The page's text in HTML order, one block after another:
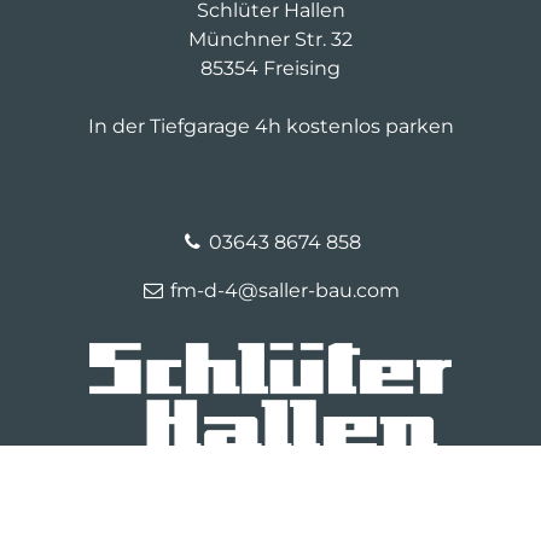
einer solchen verbotenen Handlung
unternehmen. Verbotene Handlungen
umfassen Schädigungen,
oder Aufrechterhalten eines
Eigentums, unserer Kunden oder eines
jeden Dritten. Ferner umfasst sind
Schädigungen, Schädigungsversuche
oder Steigerungen des
Schädigungsrisikos, die durch billig und
gerecht Denkende in irgendeiner Art und
Weise verursacht oder gefördert werden
Schlüter Hallen
Münchner Str. 32
85354 Freising
In der Tiefgarage 4h kostenlos parken
03643 8674 858
fm-d-4@saller-bau.com